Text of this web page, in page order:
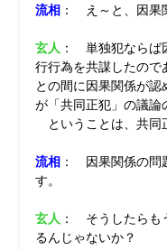
流相： え～と、因果
玄人 ： 単独犯ならば
行行為を共謀したの
との間に因果関係が
が「共同正犯」の議論
ということは、共同
流相： 因果関係の問
す。
玄人 ： そうしたらも
るんじゃないか？